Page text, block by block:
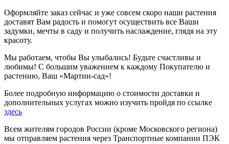
Оформляйте заказ сейчас и уже совсем скоро наши растения
доставят Вам радость и помогут осуществить все Ваши
задумки, мечты в саду и получить наслаждение, глядя на эту
красоту.
Мы работаем, чтобы Вы улыбались! Будьте счастливы и
любимы! С большим уважением к каждому Покупателю и
растению, Ваш «Мартин-сад»!
Более подробную информацию о стоимости доставки и
дополнительных услугах можно изучить пройдя по ссылке
здесь
Всем жителям городов России (кроме Московского региона)
мы отправляем растения через Транспортные компании ПЭК